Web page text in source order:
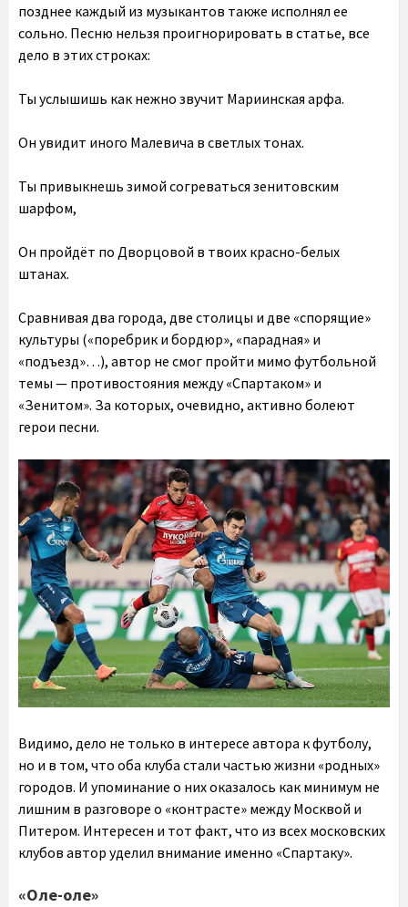
позднее каждый из музыкантов также исполнял ее
сольно. Песню нельзя проигнорировать в статье, все
дело в этих строках:
Ты услышишь как нежно звучит Мариинская арфа.
Он увидит иного Малевича в светлых тонах.
Ты привыкнешь зимой согреваться зенитовским
шарфом,
Он пройдёт по Дворцовой в твоих красно-белых
штанах.
Сравнивая два города, две столицы и две «спорящие»
культуры («поребрик и бордюр», «парадная» и
«подъезд»…), автор не смог пройти мимо футбольной
темы — противостояния между «Спартаком» и
«Зенитом». За которых, очевидно, активно болеют
герои песни.
Видимо, дело не только в интересе автора к футболу,
но и в том, что оба клуба стали частью жизни «родных»
городов. И упоминание о них оказалось как минимум не
лишним в разговоре о «контрасте» между Москвой и
Питером. Интересен и тот факт, что из всех московских
клубов автор уделил внимание именно «Спартаку».
«Оле-оле»